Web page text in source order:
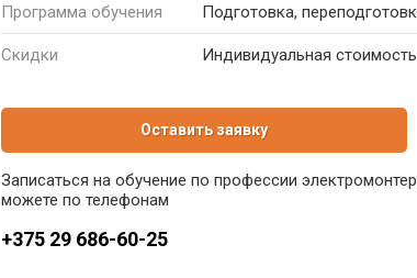
Программа обучения Подготовка,
Скидки Индивидуальная
Оставить заявку
Записаться на обучение по профессии
можете по телефонам
+375 29 686-60-25